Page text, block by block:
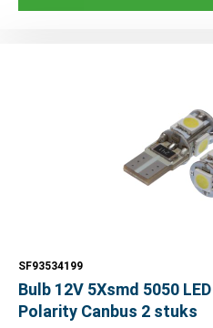
SF93534199
Bulb 12V 5Xsmd 5050
Polarity Canbus 2 stuks